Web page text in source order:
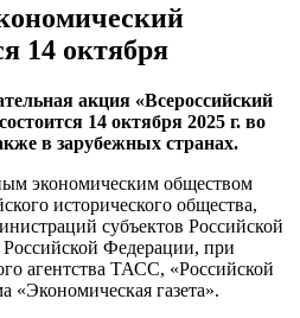
14 октября
акция «Всероссийский
14 октября 2025 г. во
в зарубежных странах.
экономическим обществом
исторического общества,
субъектов Российской
Федерации, при
агентства ТАСС, «Российской
«Экономическая газета».